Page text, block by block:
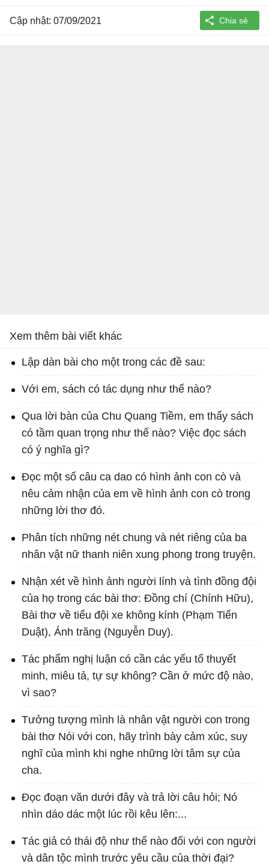
Cập nhật: 07/09/2021
Xem thêm bài viết khác
Lập dàn bài cho một trong các đề sau:
Với em, sách có tác dụng như thế nào?
Qua lời bàn của Chu Quang Tiềm, em thấy sách
có tầm quan trọng như thế nào? Việc đọc sách
có ý nghĩa gì?
Đọc một số câu ca dao có hình ảnh con cò và
nêu cảm nhận của em về hình ảnh con cò trong
những lời thơ đó.
Phân tích những nét chung và nét riêng của ba
nhân vật nữ thanh niên xung phong trong truyện.
Nhận xét về hình ảnh người lính và tình đồng đội
của họ trong các bài thơ: Đồng chí (Chính Hữu),
Bài thơ về tiểu đội xe không kính (Phạm Tiến
Duật), Ánh trăng (Nguyễn Duy).
Tác phẩm nghị luận có cần các yếu tố thuyết
minh, miêu tả, tự sự không? Cần ở mức độ nào,
vì sao?
Tưởng tượng mình là nhân vật người con trong
bài thơ Nói với con, hãy trình bày cảm xúc, suy
nghĩ của mình khi nghe những lời tâm sự của
cha.
Đọc đoạn văn dưới đây và trả lời câu hỏi; Nó
nhìn dáo dác một lúc rồi kêu lên:...
Tác giả có thái độ như thế nào đối với con người
và dân tộc mình trước yêu cầu của thời đại?